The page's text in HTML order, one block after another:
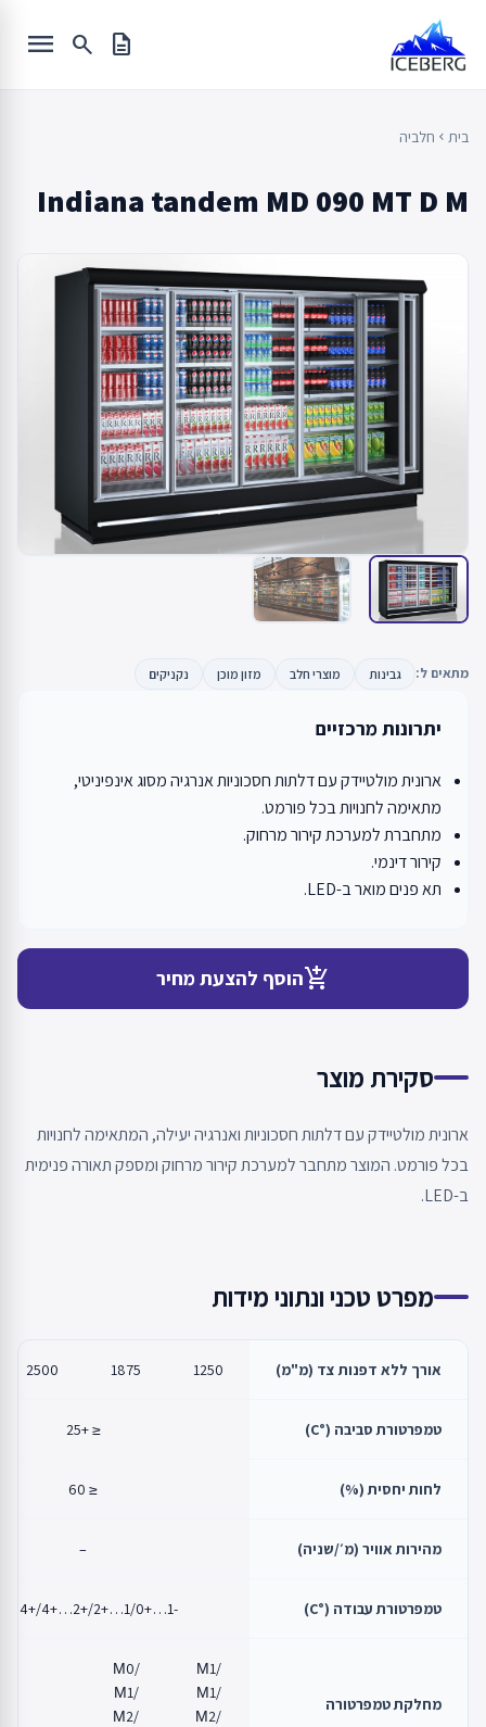
content
description
search
menu
בית chevron_left חלביה
Indiana tandem MD 090 MT D M
מתאים ל: גבינות מוצרי חלב מזון מוכן נקניקים
יתרונות מרכזיים
ארונית מולטיידק עם דלתות חסכוניות אנרגיה מסוג אינפיניטי,
מתאימה לחנויות בכל פורמט.
מתחברת למערכת קירור מרחוק.
קירור דינמי.
תא פנים מואר ב-LED.
add_shopping_cartהוסף להצעת מחיר
סקירת מוצר
ארונית מולטיידק עם דלתות חסכוניות ואנרגיה יעילה, המתאימה לחנויות
בכל פורמט. המוצר מתחבר למערכת קירור מרחוק ומספק תאורה פנימית
ב-LED.
מפרט טכני ונתוני מידות
אורך ללא דפנות צד (מ"מ) 1250
1875
2500
טמפרטורת סביבה (°C) ≤ +25
לחות יחסית (%) ≤ 60
מהירות אוויר (מ׳/שניה) –
טמפרטורת עבודה (°C) -1…+1/0…+2/+2…+4/+4…+6
מחלקת טמפרטורה
М1/
М1/
М2/
М0/
М1/
М2/